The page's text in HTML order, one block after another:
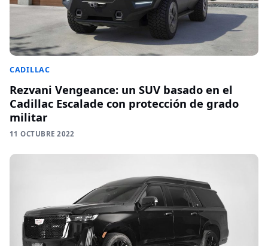
CADILLAC
Rezvani Vengeance: un SUV basado en el
Cadillac Escalade con protección de grado
militar
11 OCTUBRE 2022